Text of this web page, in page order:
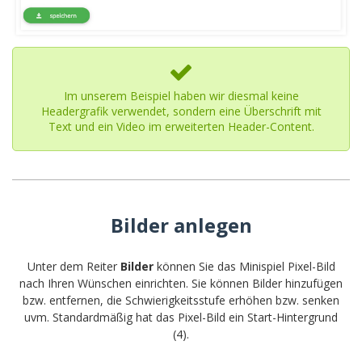
Im unserem Beispiel haben wir diesmal keine
Headergrafik verwendet, sondern eine Überschrift mit
Text und ein Video im erweiterten Header-Content.
Bilder anlegen
Unter dem Reiter Bilderkönnen Sie das Minispiel Pixel-Bild
nach Ihren Wünschen einrichten. Sie können Bilder hinzufügen
bzw. entfernen, die Schwierigkeitsstufe erhöhen bzw. senken
uvm. Standardmäßig hat das Pixel-Bild ein Start-Hintergrund
(4).